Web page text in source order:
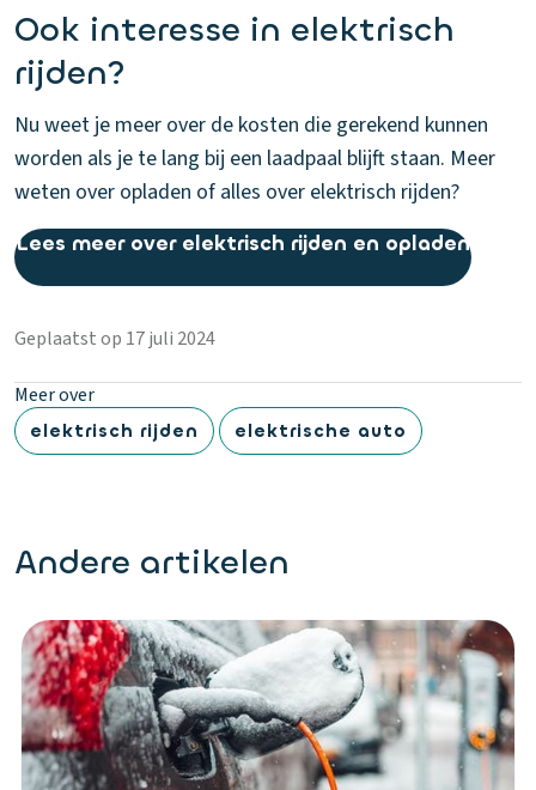
Ook interesse in elektrisch
rijden?
Nu weet je meer over de kosten die gerekend kunnen
worden als je te lang bij een laadpaal blijft staan. Meer
weten over opladen of alles over elektrisch rijden?
Lees meer over elektrisch rijden en opladen
Geplaatst op 17 juli 2024
Meer over
elektrisch rijden elektrische auto
Andere artikelen